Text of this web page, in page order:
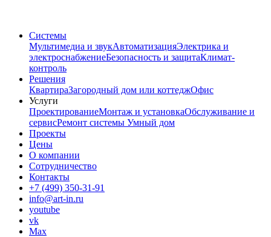
Системы
Мультимедиа и звукАвтоматизацияЭлектрика и
электроснабжениеБезопасность и защитаКлимат-
контроль
Решения
КвартираЗагородный дом или коттеджОфис
Услуги
ПроектированиеМонтаж и установкаОбслуживание и
сервисРемонт системы Умный дом
Проекты
Цены
О компании
Сотрудничество
Контакты
+7 (499) 350-31-91
info@art-in.ru
youtube
vk
Max